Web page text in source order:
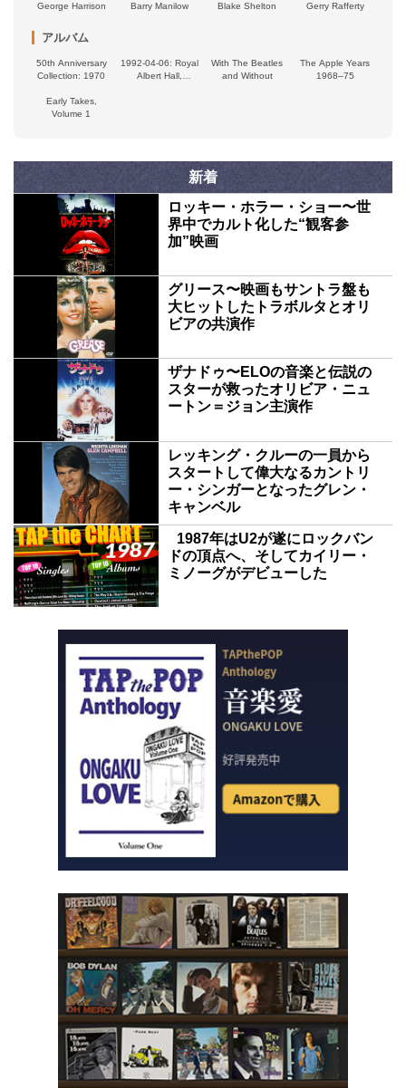
George Harrison Barry Manilow Blake Shelton Gerry Rafferty
アルバム
50th Anniversary
Collection: 1970
1992-04-06: Royal
Albert Hall,
With The Beatles
and Without
The Apple Years
1968–75
Early Takes,
Volume 1
新着
ロッキー・ホラー・ショー〜世
界中でカルト化した“観客参
加”映画
グリース〜映画もサントラ盤も
大ヒットしたトラボルタとオリ
ビアの共演作
ザナドゥ〜ELOの音楽と伝説の
スターが救ったオリビア・ニュ
ートン＝ジョン主演作
レッキング・クルーの一員から
スタートして偉大なるカントリ
ー・シンガーとなったグレン・
キャンベル
1987年はU2が遂にロックバン
ドの頂点へ、そしてカイリー・
ミノーグがデビューした